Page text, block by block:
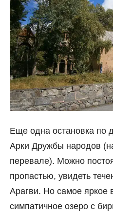
Еще одна остановка по
Арки Дружбы народов
перевале). Можно
пропастью, увидеть
Арагви. Но самое яркое
симпатичное озеро с